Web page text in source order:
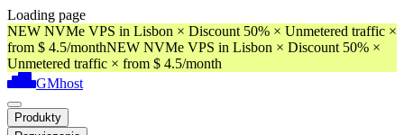
Loading page
NEW NVMe VPS in Lisbon × Discount 50% × Unmetered traffic ×
from $ 4.5/monthNEW NVMe VPS in Lisbon × Discount 50% ×
Unmetered traffic × from $ 4.5/month
GMhost
Produkty